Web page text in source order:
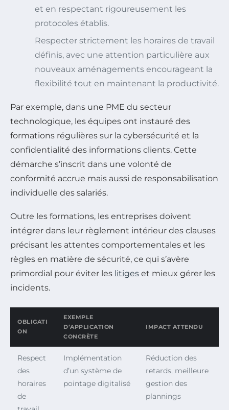
et en respectant rigoureusement les
protocoles établis.
Respecter strictement les horaires de travail
définis, avec une attention particulière aux
nouveaux aménagements encourageant la
flexibilité tout en maintenant la productivité.
Par exemple, dans une PME du secteur
technologique, les équipes ont instauré des
formations régulières sur la cybersécurité et la
confidentialité des informations clients. Cette
démarche s’inscrit dans une volonté de
conformité accrue mais aussi de responsabilisation
individuelle des salariés.
Outre les formations, les entreprises doivent
intégrer dans leur règlement intérieur des clauses
précisant les attentes comportementales et les
règles en matière de sécurité, ce qui s’avère
primordial pour éviter les litiges et mieux gérer les
incidents.
OBLIGATI
ON
EXEMPLE
D’APPLICATION
CONCRÈTE
IMPACT ATTENDU
Respect
des
horaires
de
Implémentation
d’un système de
pointage digitalisé
Réduction des
retards, meilleure
gestion des
plannings